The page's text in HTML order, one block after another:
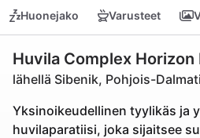
Huonejako Varusteet
Huvila Complex Horizon
lähellä Sibenik, Pohjois-
Yksinoikeudellinen tyylikäs ja
huvilaparatiisi, joka sijaitsee